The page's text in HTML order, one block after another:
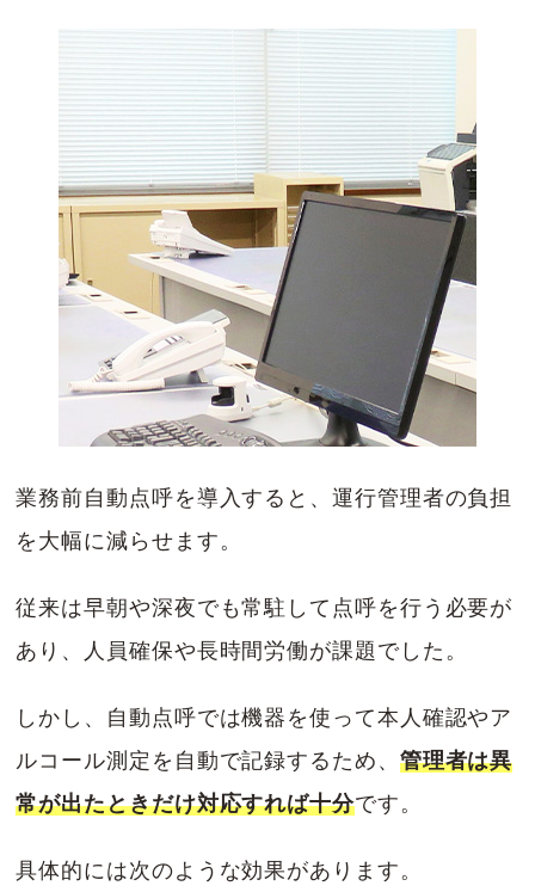
業務前自動点呼を導入すると、運行管理者の負担
を大幅に減らせます。
従来は早朝や深夜でも常駐して点呼を行う必要が
あり、人員確保や長時間労働が課題でした。
しかし、自動点呼では機器を使って本人確認やア
ルコール測定を自動で記録するため、 管理者は異
常が出たときだけ対応すれば十分です。
具体的には次のような効果があります。